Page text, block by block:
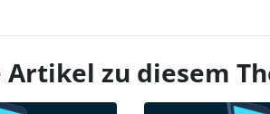
zu diesem